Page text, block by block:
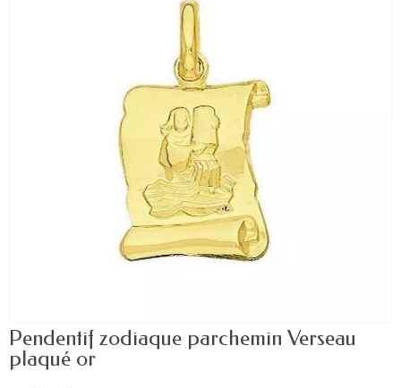
Pendentif zodiaque parchemin Verseau
plaqué or